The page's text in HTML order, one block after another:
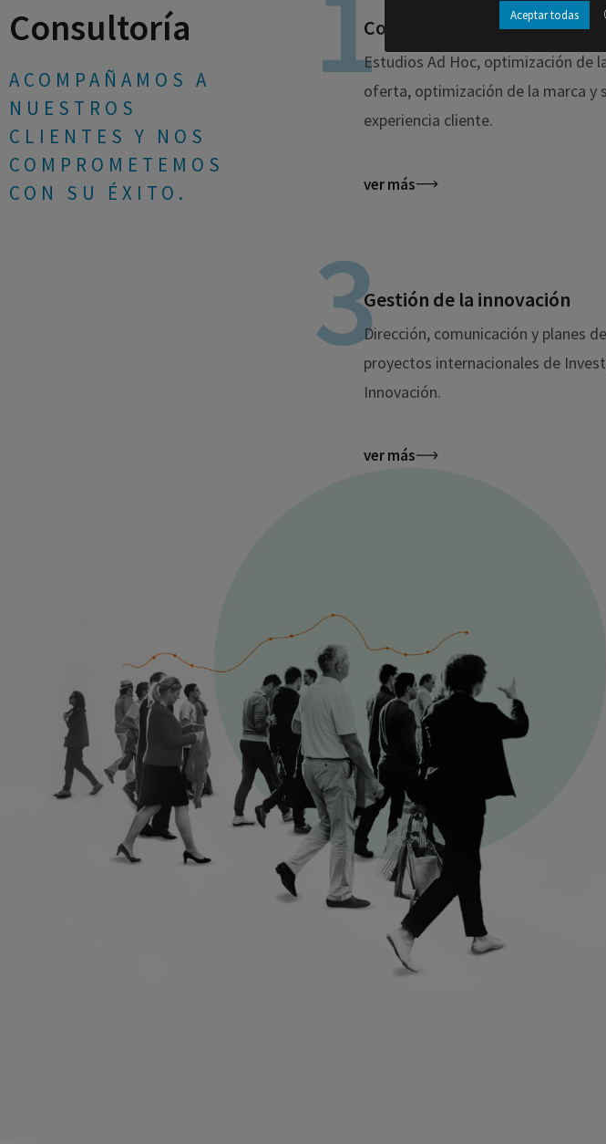
Consultoría
ACOMPAÑAMOS A
NUESTROS
CLIENTES Y NOS
COMPROMETEMOS
CON SU ÉXITO.
Consultoría y Estudios (Ad
Estudios Ad Hoc, optimización de
oferta, optimización de la marca y
experiencia cliente.
ver más
Gestión de la innovación
Dirección, comunicación y planes
proyectos internacionales de
Innovación.
ver más
Aceptar todas